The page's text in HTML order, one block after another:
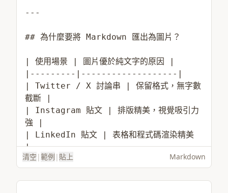
清空 |範例 | 貼上 Markdown